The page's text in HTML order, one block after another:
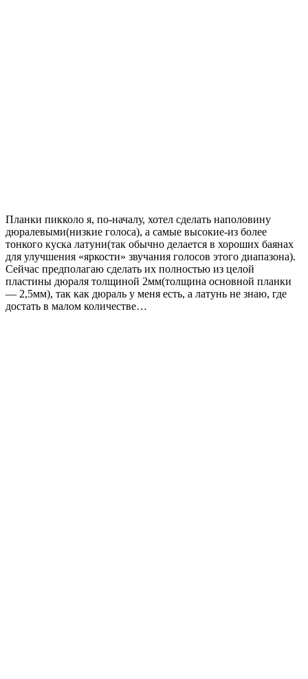
Планки пикколо я, по-началу, хотел сделать наполовину
дюралевыми(низкие голоса), а самые высокие-из более
тонкого куска латуни(так обычно делается в хороших баянах
для улучшения «яркости» звучания голосов этого диапазона).
Сейчас предполагаю сделать их полностью из целой
пластины дюраля толщиной 2мм(толщина основной планки
— 2,5мм), так как дюраль у меня есть, а латунь не знаю, где
достать в малом количестве…